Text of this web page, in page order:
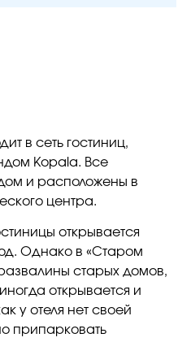
в сеть гостиниц,
Kopala. Все
и расположены в
центра.
открывается
Однако в «Старом
старых домов,
открывается и
у отеля нет своей
припарковать